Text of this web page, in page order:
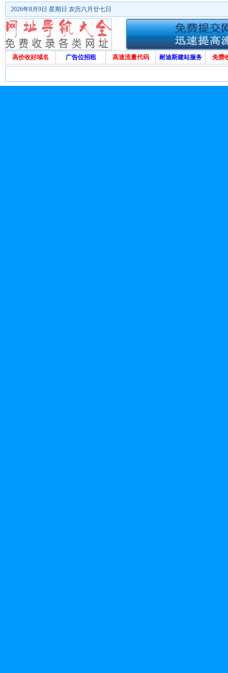
2026年8月9日 星期日 农历六月廿七日
高价收好域名 广告位招租 高速流量代码 耐迪斯建站服务 免费